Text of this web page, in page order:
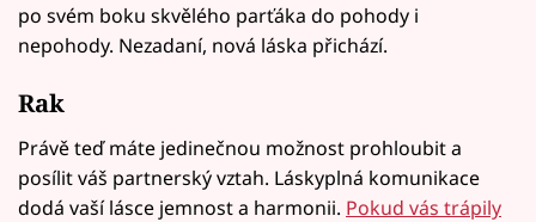
po svém boku skvělého parťáka do pohody i
nepohody. Nezadaní, nová láska přichází.
Rak
Právě teď máte jedinečnou možnost prohloubit a
posílit váš partnerský vztah. Láskyplná komunikace
dodá vaší lásce jemnost a harmonii. Pokud vás trápily